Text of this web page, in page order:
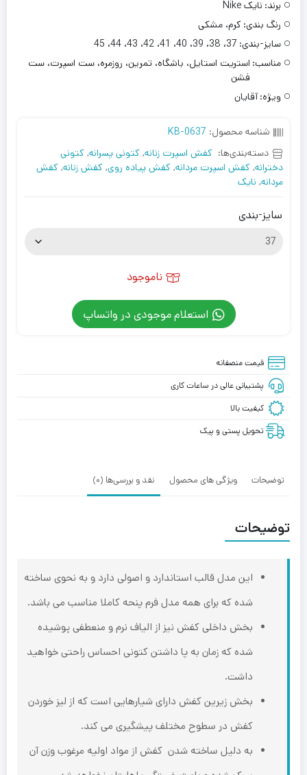
برند: نایک Nike
رنگ بندی: کرم، مشکی
سایز-بندی: 37، 38، 39، 40، 41، 42، 43، 44، 45
مناسب: استریت استایل، باشگاه، تمرین، روزمره، ست اسپرت، ست
فشن
ویژه: آقایان
شناسه محصول: KB-0637
دسته‌بندی‌ها: کفش اسپرت زنانه, کتونی پسرانه, کتونی
دخترانه, کفش اسپرت مردانه, کفش پیاده روی, کفش زنانه, کفش
مردانه, نایک
سایز-بندی
ناموجود
استعلام موجودی در واتساپ
قیمت منصفانه
پشتیبانی عالی در ساعات کاری
کیفیت بالا
تحویل پستی و پیک
توضیحات ویژگی های محصول نقد و بررسی‌ها (0)
توضیحات
این ‌مدل قالب استاندارد و اصولی دارد و به نحوی ساخته
شده که برای همه مدل فرم‌ پنحه کاملا مناسب می باشد.
بخش داخلی کفش نیز از الیاف نرم و منعطفی پوشیده
شده که زمان به پا داشتن کتونی احساس راحتی خواهید
داشت.
بخش زیرین کفش دارای شیارهایی است که از لیز خوردن
کفش در سطوح مختلف پیشگیری می کند.
به دلیل ساخته شدن کفش از مواد اولیه مرغوب وزن آن